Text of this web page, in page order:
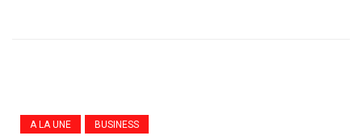
A LA UNE BUSINESS